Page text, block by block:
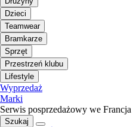
Dzieci
Teamwear
Bramkarze
Sprzęt
Przestrzeń klubu
Lifestyle
Wyprzedaż
Marki
Serwis posprzedażowy we Francja
Szukaj